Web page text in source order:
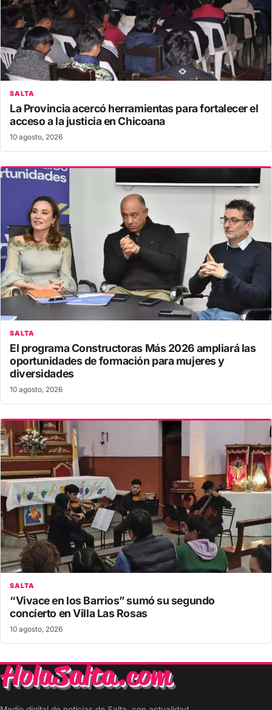
SALTA
La Provincia acercó herramientas para fortalecer el
acceso a la justicia en Chicoana
10 agosto, 2026
SALTA
El programa Constructoras Más 2026 ampliará las
oportunidades de formación para mujeres y
diversidades
10 agosto, 2026
SALTA
“Vivace en los Barrios” sumó su segundo
concierto en Villa Las Rosas
10 agosto, 2026